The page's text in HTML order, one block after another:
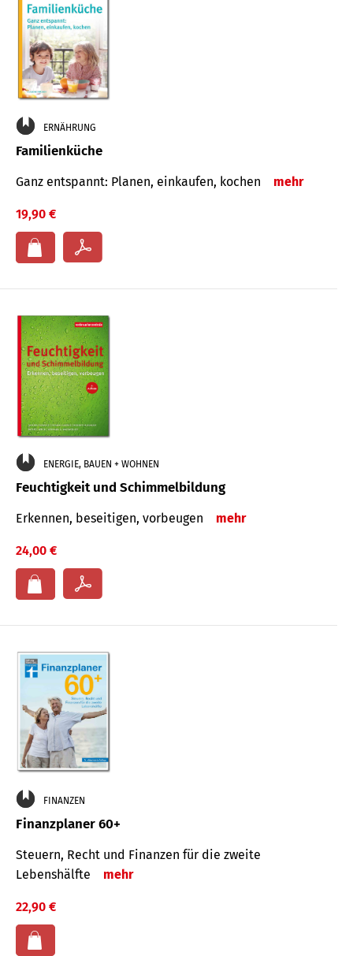
ERNÄHRUNG
Familienküche
Ganz entspannt: Planen, einkaufen, kochen mehr
19,90 €
ENERGIE, BAUEN + WOHNEN
Feuchtigkeit und Schimmelbildung
Erkennen, beseitigen, vorbeugen mehr
24,00 €
FINANZEN
Finanzplaner 60+
Steuern, Recht und Finanzen für die zweite
Lebenshälfte
mehr
22,90 €